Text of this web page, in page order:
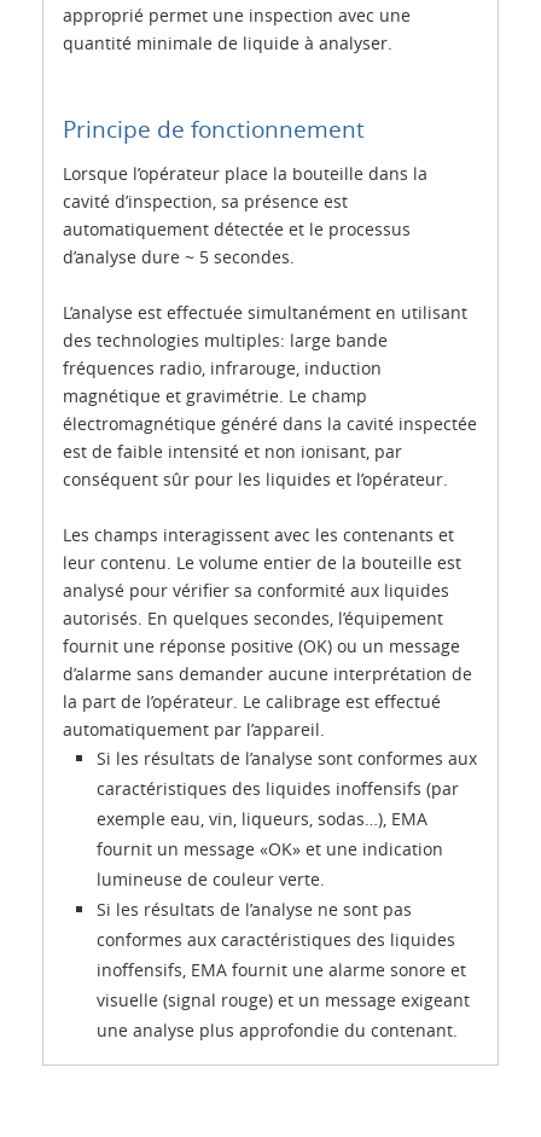
approprié permet une inspection avec une
quantité minimale de liquide à analyser.
Principe de fonctionnement
Lorsque l’opérateur place la bouteille dans la
cavité d’inspection, sa présence est
automatiquement détectée et le processus
d’analyse dure ~ 5 secondes.
L’analyse est effectuée simultanément en utilisant
des technologies multiples: large bande
fréquences radio, infrarouge, induction
magnétique et gravimétrie. Le champ
électromagnétique généré dans la cavité inspectée
est de faible intensité et non ionisant, par
conséquent sûr pour les liquides et l’opérateur.
Les champs interagissent avec les contenants et
leur contenu. Le volume entier de la bouteille est
analysé pour vérifier sa conformité aux liquides
autorisés. En quelques secondes, l’équipement
fournit une réponse positive (OK) ou un message
d’alarme sans demander aucune interprétation de
la part de l’opérateur. Le calibrage est effectué
automatiquement par l’appareil.
Si les résultats de l’analyse sont conformes aux
caractéristiques des liquides inoffensifs (par
exemple eau, vin, liqueurs, sodas…), EMA
fournit un message «OK» et une indication
lumineuse de couleur verte.
Si les résultats de l’analyse ne sont pas
conformes aux caractéristiques des liquides
inoffensifs, EMA fournit une alarme sonore et
visuelle (signal rouge) et un message exigeant
une analyse plus approfondie du contenant.